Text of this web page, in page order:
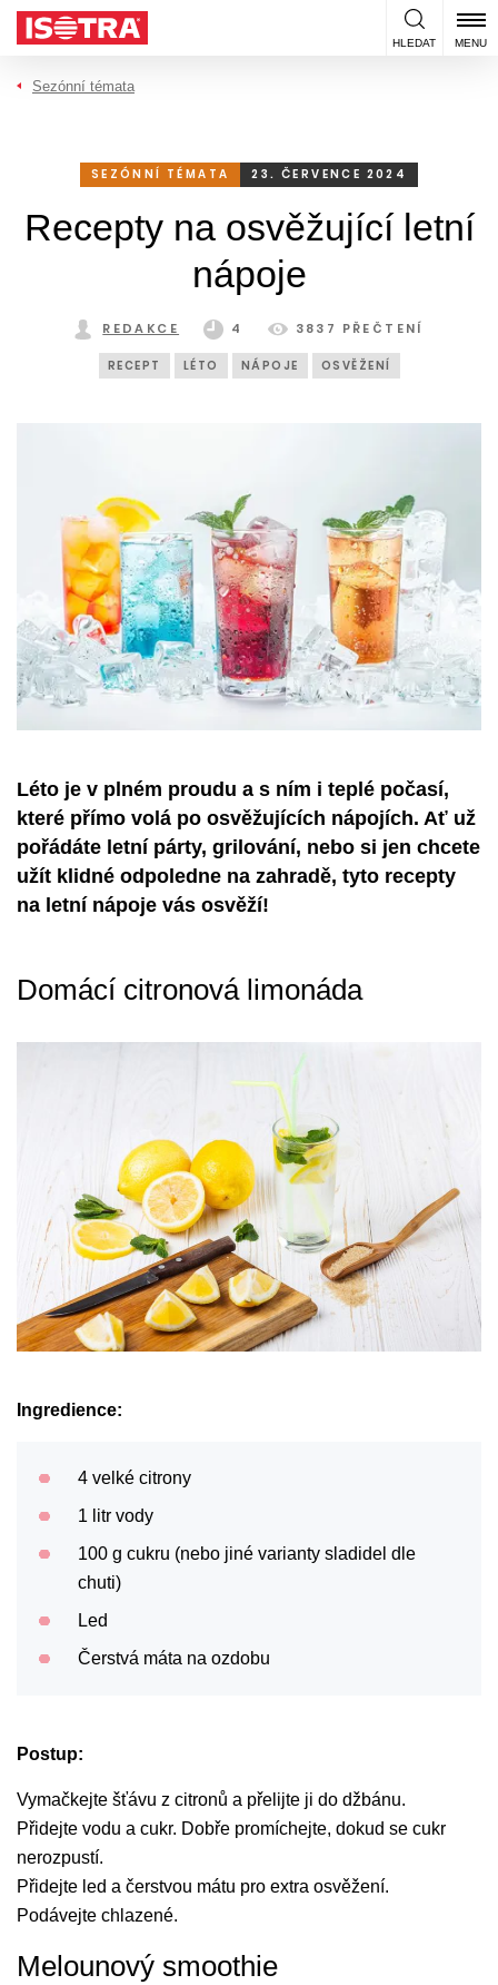
Přeskočit na obsah
HLEDAT MENU
Sezónní témata
SEZÓNNÍ TÉMATA 23. ČERVENCE 2024
Recepty na osvěžující letní
nápoje
REDAKCE 4 3837 PŘEČTENÍ
RECEPT LÉTO NÁPOJE OSVĚŽENÍ
Léto je v plném proudu a s ním i teplé počasí,
které přímo volá po osvěžujících nápojích. Ať už
pořádáte letní párty, grilování, nebo si jen chcete
užít klidné odpoledne na zahradě, tyto recepty
na letní nápoje vás osvěží!
Domácí citronová limonáda
Ingredience:
4 velké citrony
1 litr vody
100 g cukru (nebo jiné varianty sladidel dle
chuti)
Led
Čerstvá máta na ozdobu
Postup:
Vymačkejte šťávu z citronů a přelijte ji do džbánu.
Přidejte vodu a cukr. Dobře promíchejte, dokud se cukr
nerozpustí.
Přidejte led a čerstvou mátu pro extra osvěžení.
Podávejte chlazené.
Melounový smoothie